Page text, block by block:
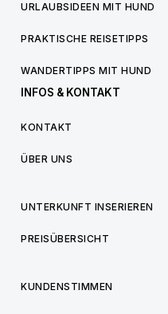
URLAUBSIDEEN MIT HUND
PRAKTISCHE REISETIPPS
WANDERTIPPS MIT HUND
INFOS & KONTAKT
KONTAKT
ÜBER UNS
UNTERKUNFT INSERIEREN
PREISÜBERSICHT
KUNDENSTIMMEN